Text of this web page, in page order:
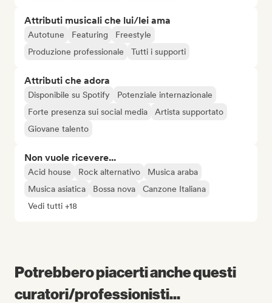
Attributi musicali che lui/lei ama
Autotune Featuring
Freestyle
Produzione professionale
Tutti i supporti
Attributi che adora
Disponibile su Spotify
Potenziale internazionale
Forte presenza sui social media
Artista supportato
Giovane talento
Non vuole ricevere...
Acid house Rock alternativo
Musica araba
Musica asiatica
Bossa nova
Canzone Italiana
Vedi tutti +18
Potrebbero piacerti anche questi
curatori/professionisti...